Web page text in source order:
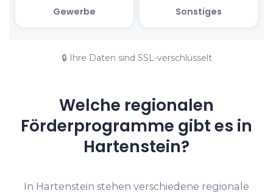
🔒 Ihre Daten sind SSL-verschlüsselt
Welche regionalen
Förderprogramme gibt es in
Hartenstein?
In Hartenstein stehen verschiedene regionale